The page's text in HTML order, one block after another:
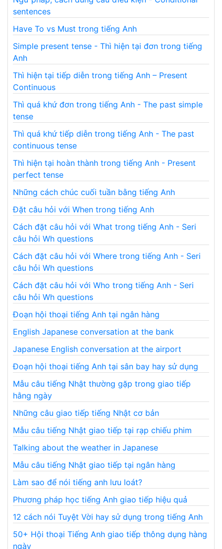
sentences
Have To vs Must trong tiếng Anh
Simple present tense - Thì hiện tại đơn trong tiếng
Anh
Thì hiện tại tiếp diễn trong tiếng Anh – Present
Continuous
Thì quá khứ đơn trong tiếng Anh - The past simple
tense
Thì quá khứ tiếp diễn trong tiếng Anh - The past
continuous tense
Thì hiện tại hoàn thành trong tiếng Anh - Present
perfect tense
Những cách chúc cuối tuần bằng tiếng Anh
Đặt câu hỏi với When trong tiếng Anh
Cách đặt câu hỏi với What trong tiếng Anh - Seri
câu hỏi Wh questions
Cách đặt câu hỏi với Where trong tiếng Anh - Seri
câu hỏi Wh questions
Cách đặt câu hỏi với Who trong tiếng Anh - Seri
câu hỏi Wh questions
Đoạn hội thoại tiếng Anh tại ngân hàng
English Japanese conversation at the bank
Japanese English conversation at the airport
Đoạn hội thoại tiếng Anh tại sân bay hay sử dụng
Mẫu câu tiếng Nhật thường gặp trong giao tiếp
hằng ngày
Những câu giao tiếp tiếng Nhật cơ bản
Mẫu câu tiếng Nhật giao tiếp tại rạp chiếu phim
Talking about the weather in Japanese
Mẫu câu tiếng Nhật giao tiếp tại ngân hàng
Làm sao để nói tiếng anh lưu loát?
Phương pháp học tiếng Anh giao tiếp hiệu quả
12 cách nói Tuyệt Vời hay sử dụng trong tiếng Anh
50+ Hội thoại Tiếng Anh giao tiếp thông dụng hàng
ngày